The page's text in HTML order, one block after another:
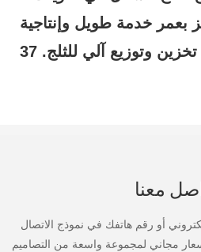
معنا
أو رقم هاتفك في نموذج الاتصال
مجاني لمجموعة واسعة من التصاميم